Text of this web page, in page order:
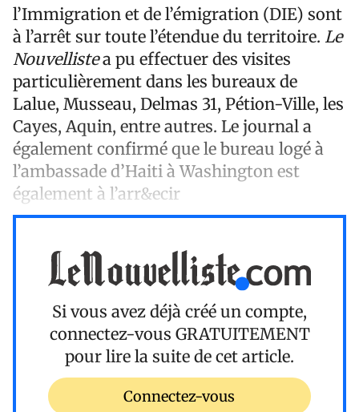
l’Immigration et de l’émigration (DIE) sont
à l’arrêt sur toute l’étendue du territoire. Le
Nouvellistea pu effectuer des visites
particulièrement dans les bureaux de
Lalue, Musseau, Delmas 31, Pétion-Ville, les
Cayes, Aquin, entre autres. Le journal a
également confirmé que le bureau logé à
l’ambassade d’Haiti à Washington est
également à l’arr&ecir
Si vous avez déjà créé un compte,
connectez-vous GRATUITEMENT
pour lire la suite de cet article.
Connectez-vous